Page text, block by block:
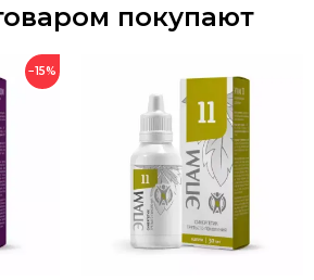
покупают
−15%